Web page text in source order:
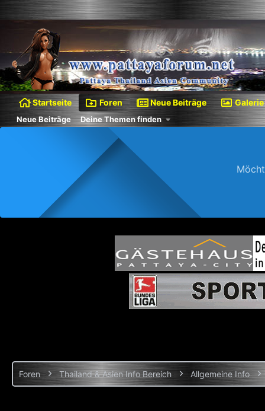
Startseite Foren Neue Beiträge Galerie
Neue Beiträge Deine Themen finden
Foren Thailand & Asien Info Bereich Allgemeine Info